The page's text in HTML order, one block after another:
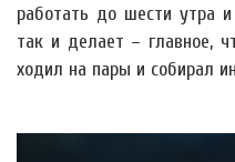
работать до шести утра
так и делает – главное,
ходил на пары и собирал